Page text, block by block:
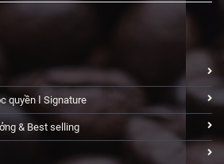
quyền Ӏ Signature
& Best selling